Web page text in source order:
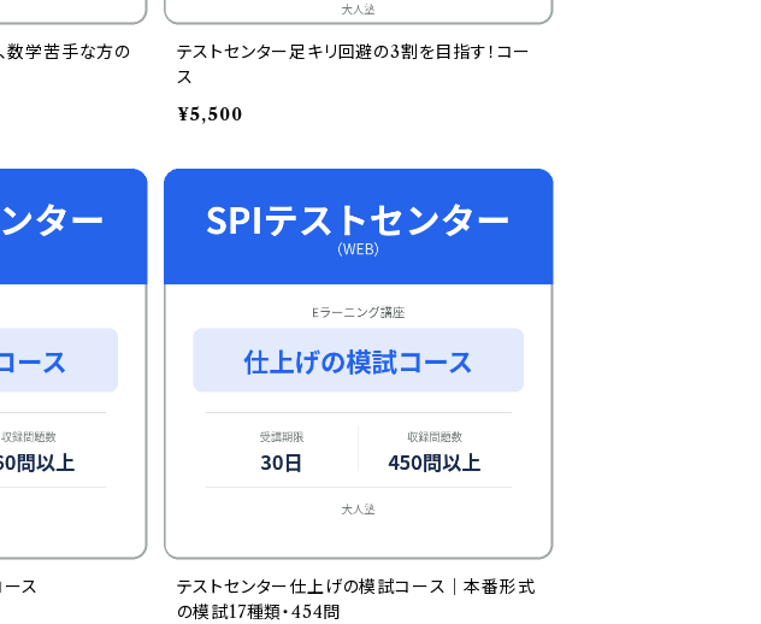
数学苦手な方の
テストセンター足キリ回避の3割を目指す！コー
ス
¥5,500
ス
テストセンター仕上げの模試コース｜本番形式
の模試17種類・454問